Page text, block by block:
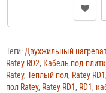
Теги: Двухжильный
Ratey RD2, Кабель под
Ratey, Теплый пол, Ratey RD1
пол Ratey, Ratey RD1 , RD1 ,